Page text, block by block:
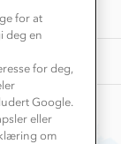
for at
deg en
for deg,
Google.
eller
om